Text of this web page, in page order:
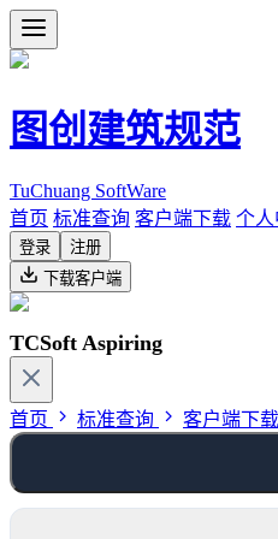
图创建筑规范
TuChuang SoftWare
首页 标准查询 客户端下载 个
登录
注册
下载客户端
TCSoft Aspiring
首页 标准查询 客户端下载